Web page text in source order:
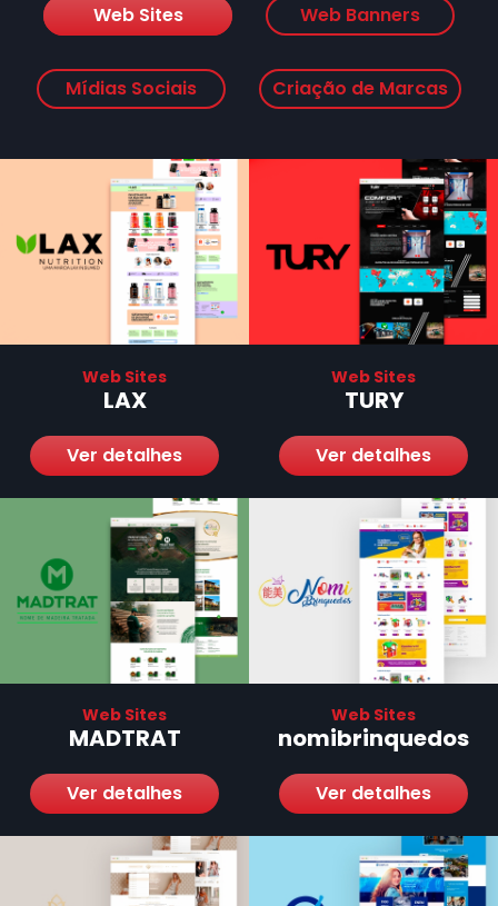
Web Sites Web Banners
Mídias Sociais Criação de Marcas
Web Sites
LAX
Ver detalhes
Web Sites
TURY
Ver detalhes
Web Sites
MADTRAT
Ver detalhes
Web Sites
nomibrinquedos
Ver detalhes